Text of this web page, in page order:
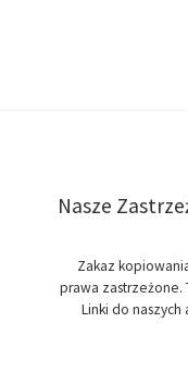
Nasze
Zakaz
prawa zastrzeżone.
Linki do